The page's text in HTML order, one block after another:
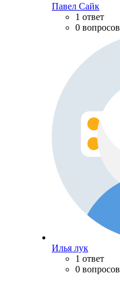
Павел Сайк
1 ответ
0 вопросов
Илья лук
1 ответ
0 вопросов